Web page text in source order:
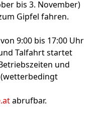
bis 3. November)
Gipfel fahren.
9:00 bis 17:00 Uhr
Talfahrt startet
und
abrufbar.